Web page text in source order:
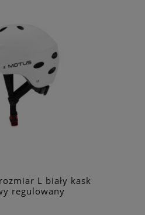
L biały kask
regulowany